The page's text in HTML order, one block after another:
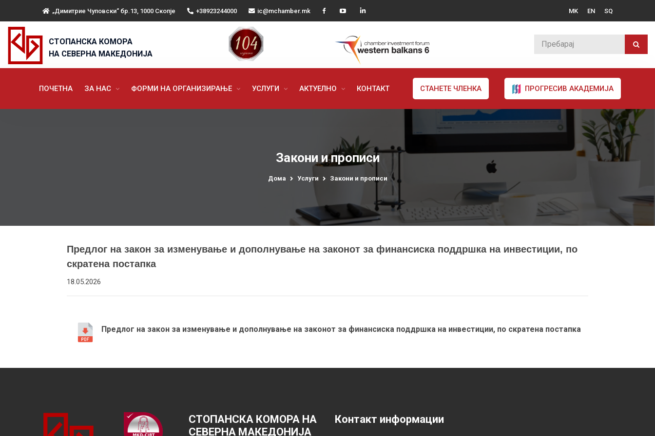
„Димитрие Чуповски“ бр.13, 1000 Скопје +38923244000 ic@mchamber.mk MK EN SQ
СТОПАНСКА КОМОРА
НА СЕВЕРНА МАКЕДОНИЈА
ПОЧЕТНА ЗА НАС ФОРМИ НА ОРГАНИЗИРАЊЕ УСЛУГИ АКТУЕЛНО КОНТАКТ СТАНЕТЕ ЧЛЕНКА ПРОГРЕСИВ АКАДЕМИЈА
Закони и прописи
Дома Услуги Закони и прописи
Предлог на закон за изменување и дополнување на законот за финансиска поддршка на инвестиции, по
скратена постапка
18.05.2026
Предлог на закон за изменување и дополнување на законот за финансиска поддршка на инвестиции, по скратена постапка
СТОПАНСКА КОМОРА НА
СЕВЕРНА МАКЕДОНИЈА
Контакт информации